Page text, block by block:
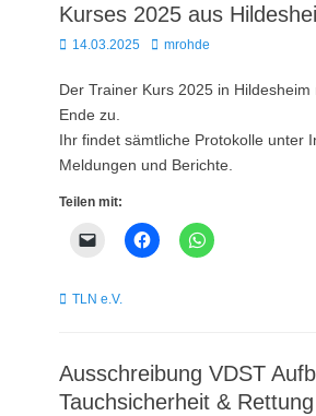
Kurses 2025 aus
Posted
14.03.2025 Autor
mrohde
Der Trainer Kurs 2025 in Hildesheim
Ende zu.
Ihr findet sämtliche Protokolle unter
Meldungen und Berichte.
Teilen mit:
Kategorien
TLN e.V.
Ausschreibung VDST
Tauchsicherheit &